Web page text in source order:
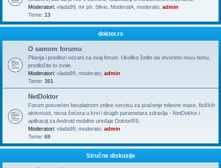
Moderatori: vlada99 mr ph. Silvio ModeratA moderato admin
Teme: 13
doktor.rs
O samom forumu
Pitanja i predlozi vezani za ovaj forum. Ukoliko želite da otvorimo novu temu,
predložite to ovde.
Moderatori: vlada99 moderato admin
Teme: 361
NetDoktor
Forum posvećen besplatnom online servisu za praćenje telesne mase, fizičkih
aktivnosti, nivoa šećera u krvi i drugih parametara zdravlja - NetDoktor i
aplikaciji za Android mobilne uređaje DoktorRS.
Moderatori: vlada99 moderato admin
Teme: 69
Stručne diskusije